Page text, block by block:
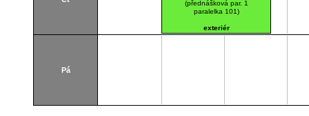
(přednášková par. 1
paralelka 101)
exteriér
Pá